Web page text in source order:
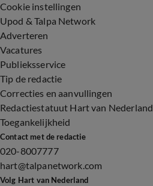
Cookie instellingen
Upod & Talpa Network
Adverteren
Vacatures
Publieksservice
Tip de redactie
Correcties en aanvullingen
Redactiestatuut Hart van Nederland
Toegankelijkheid
Contact met de redactie
020-8007777
hart@talpanetwork.com
Volg Hart van Nederland